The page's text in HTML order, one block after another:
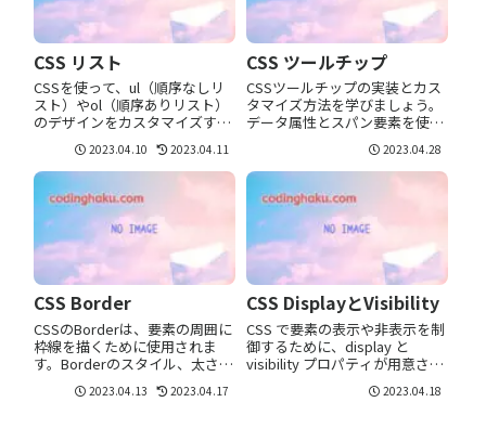
CSS リスト
CSSを使って、ul（順序なしリ
スト）やol（順序ありリスト）
のデザインをカスタマイズする
ことができます。スタイルタイ
プの設定デフォルトでは「番号
なしリスト」の場合は黒丸、
「番号ありリスト」の場合は数
字が先頭に表示されています。
箇条書きのh...
2023.04.10 2023.04.11
CSS ツールチップ
CSSツールチップの実装とカス
タマイズ方法を学びましょう。
データ属性とスパン要素を使用
した方法の違いや、ツールチッ
プのスタイリング方法を解説し
ます。
2023.04.28
CSS Border
CSSのBorderは、要素の周囲に
枠線を描くために使用されま
す。Borderのスタイル、太さ、
に設定することも、まとめて設
2023.04.13 2023.04.17
CSS DisplayとVisibility
CSS で要素の表示や非表示を制
御するために、display と
visibility プロパティが用意され
パティは、要素の表示形式を指
2023.04.18